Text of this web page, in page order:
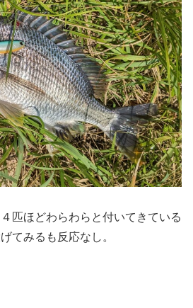
匹ほどわらわらと付いてきている
てみるも反応なし。